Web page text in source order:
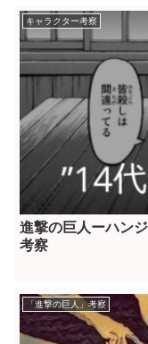
キャラクター考察
進撃の巨人ーハン
考察
「進撃の巨人」考察